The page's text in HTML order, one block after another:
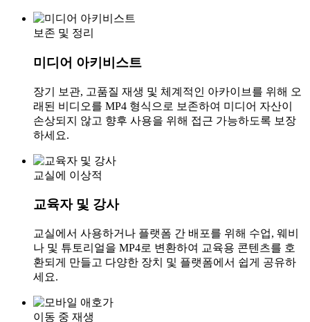
보존 및 정리
미디어 아키비스트
장기 보관, 고품질 재생 및 체계적인 아카이브를 위해 오
래된 비디오를 MP4 형식으로 보존하여 미디어 자산이
손상되지 않고 향후 사용을 위해 접근 가능하도록 보장
하세요.
교실에 이상적
교육자 및 강사
교실에서 사용하거나 플랫폼 간 배포를 위해 수업, 웨비
나 및 튜토리얼을 MP4로 변환하여 교육용 콘텐츠를 호
환되게 만들고 다양한 장치 및 플랫폼에서 쉽게 공유하
세요.
이동 중 재생